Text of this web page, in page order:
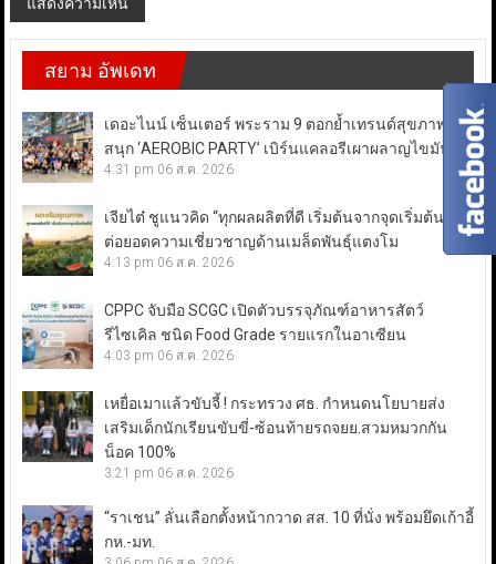
สยาม อัพเดท
เดอะไนน์ เซ็นเตอร์ พระราม 9 ตอกย้ำเทรนด์สุขภาพสาย
สนุก ‘AEROBIC PARTY’ เบิร์นแคลอรีเผาผลาญไขมัน
4:31 pm 06 ส.ค. 2026
เจียไต๋ ชูแนวคิด “ทุกผลผลิตที่ดี เริ่มต้นจากจุดเริ่มต้นที่ดี”
ต่อยอดความเชี่ยวชาญด้านเมล็ดพันธุ์แตงโม
4:13 pm 06 ส.ค. 2026
CPPC จับมือ SCGC เปิดตัวบรรจุภัณฑ์อาหารสัตว์
รีไซเคิล ชนิด Food Grade รายแรกในอาเซียน
4:03 pm 06 ส.ค. 2026
เหยื่อเมาแล้วขับจี้ ! กระทรวง ศธ. กำหนดนโยบายส่ง
เสริมเด็กนักเรียนขับขี่-ซ้อนท้ายรถจยย.สวมหมวกกัน
น็อค 100%
3:21 pm 06 ส.ค. 2026
“ราเชน” ลั่นเลือกตั้งหน้ากวาด สส. 10 ที่นั่ง พร้อมยึดเก้าอี้
กห.-มท.